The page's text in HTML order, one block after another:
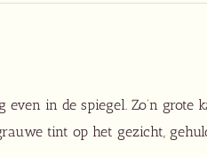
in de spiegel. Zo’n grote
tint op het gezicht,